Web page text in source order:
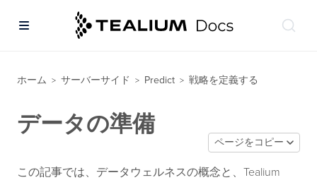
ホーム > サーバーサイド > Predict > 戦略を定義する
データの準備
ページをコピー
この記事では、データウェルネスの概念と、Tealium